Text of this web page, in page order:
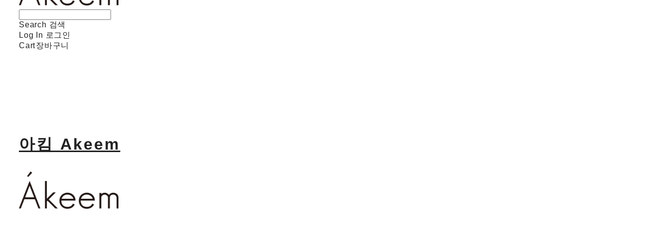
Search 검색
Log In 로그인
Cart장바구니
아킴 Akeem